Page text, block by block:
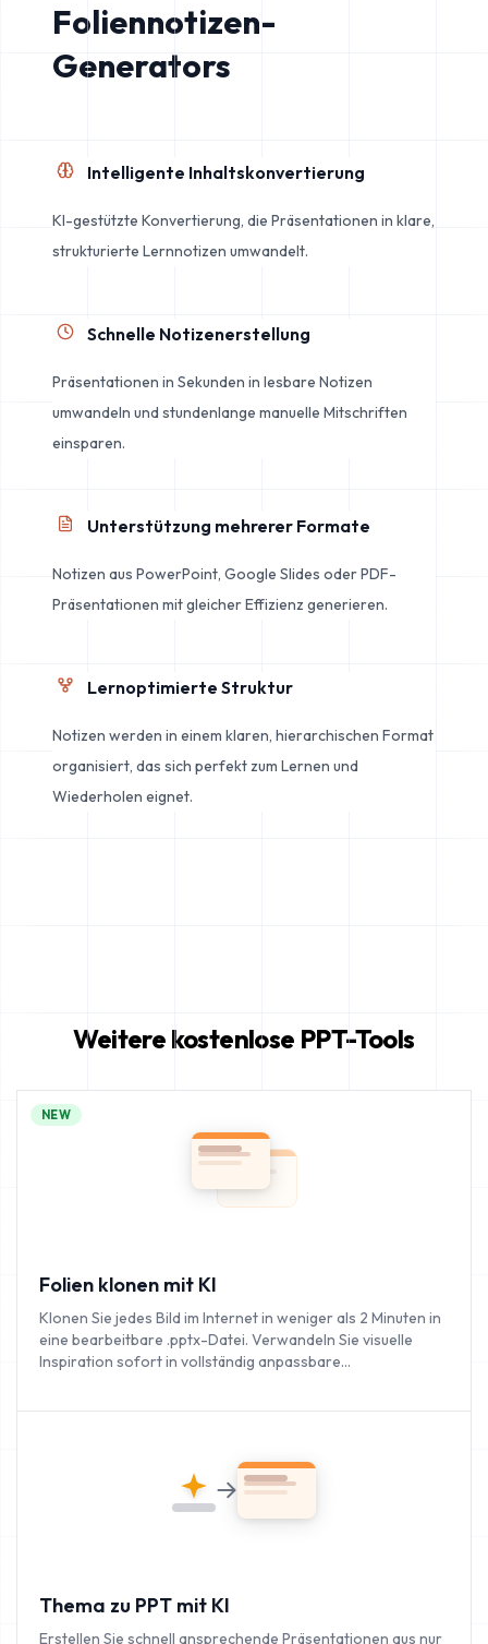
Foliennotizen-
Generators
Intelligente Inhaltskonvertierung
KI-gestützte Konvertierung, die Präsentationen in klare,
strukturierte Lernnotizen umwandelt.
Schnelle Notizenerstellung
Präsentationen in Sekunden in lesbare Notizen
umwandeln und stundenlange manuelle Mitschriften
einsparen.
Unterstützung mehrerer Formate
Notizen aus PowerPoint, Google Slides oder PDF-
Präsentationen mit gleicher Effizienz generieren.
Lernoptimierte Struktur
Notizen werden in einem klaren, hierarchischen Format
organisiert, das sich perfekt zum Lernen und
Wiederholen eignet.
Weitere kostenlose PPT-Tools
Folien klonen mit KI
Klonen Sie jedes Bild im Internet in weniger als 2 Minuten in
eine bearbeitbare .pptx-Datei. Verwandeln Sie visuelle
Inspiration sofort in vollständig anpassbare
NEW
Thema zu PPT mit KI
Erstellen Sie schnell ansprechende Präsentationen aus nur